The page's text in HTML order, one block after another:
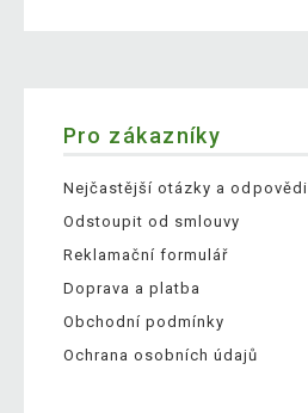
Pro zákazníky
Nejčastější otázky a odpovědi
Odstoupit od smlouvy
Reklamační formulář
Doprava a platba
Obchodní podmínky
Ochrana osobních údajů